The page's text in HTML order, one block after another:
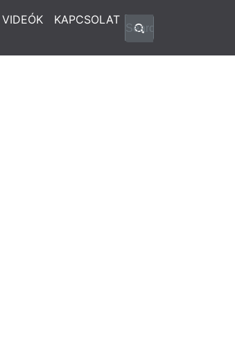
VIDEÓK KAPCSOLAT